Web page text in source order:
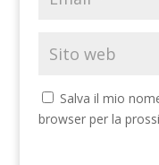
Salva il mio
browser per la